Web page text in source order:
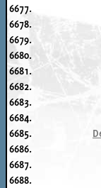
6677.
6678.
6679.
6680.
6681.
6682.
6683.
6684.
6685.
6686.
6687.
6688.